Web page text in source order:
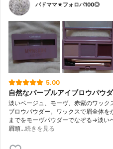
バドママ★フォロバ100◎
5.00
自然なパープルアイブロウパウダ
淡いベージュ、モーヴ、赤紫のワック
ブロウパウダー。ワックスで眉全体
までをモーヴパウダーでなぞる→淡い
眉頭…続きを見る